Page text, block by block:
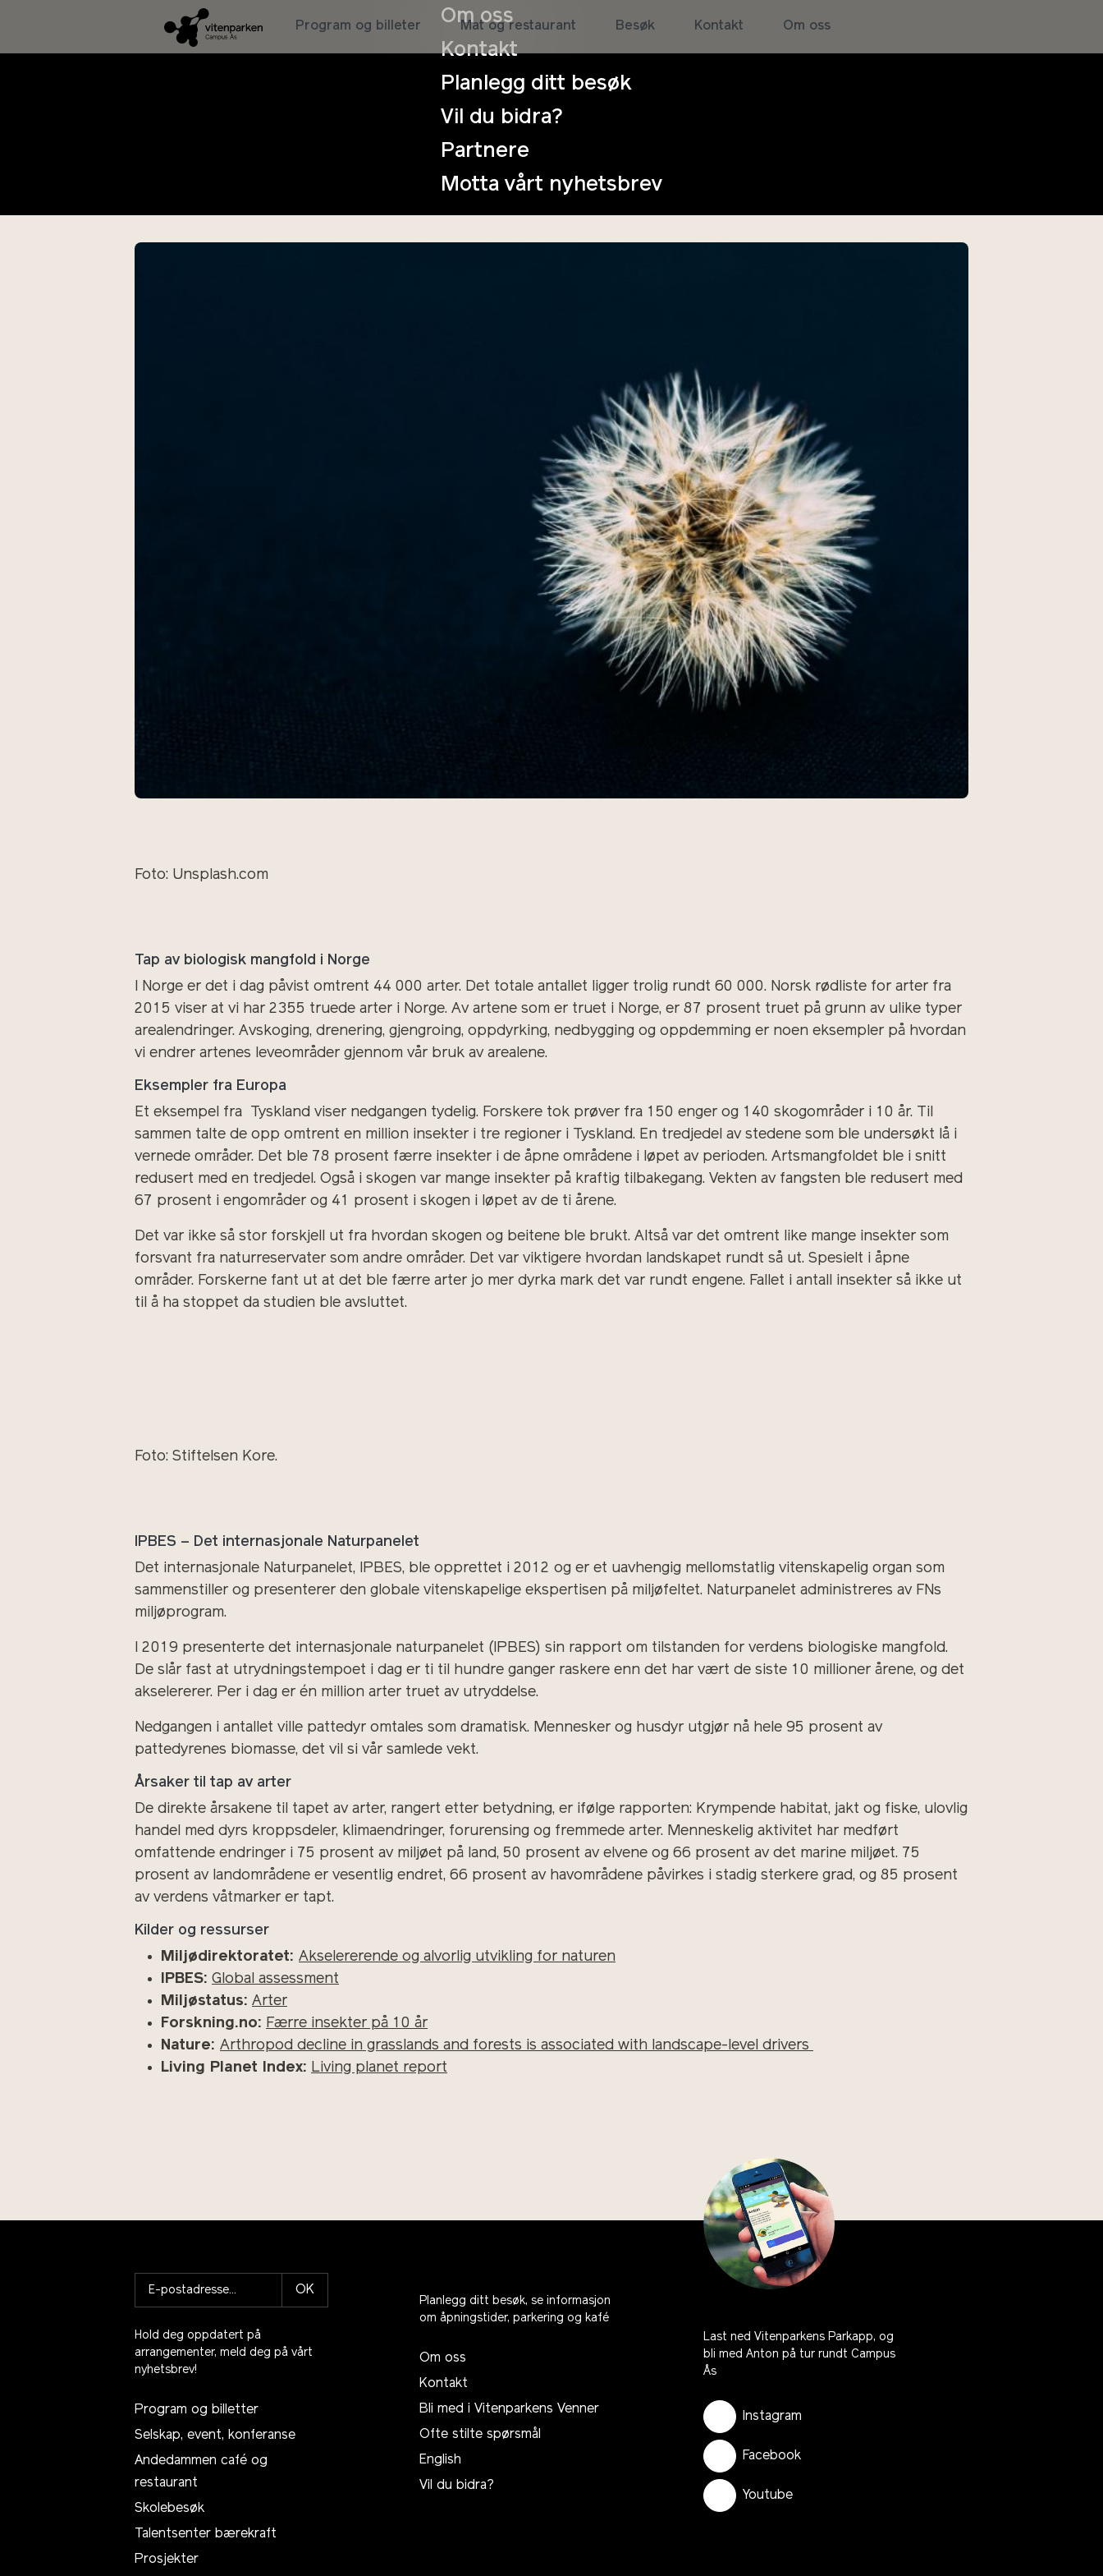
Om oss
Kontakt
Planlegg ditt besøk
Vil du bidra?
Partnere
Motta vårt nyhetsbrev
Program og billeter Mat og restaurant Besøk Kontakt Om oss
Det er kartlagt i underkant av to millioner arter på verdensbasis, i tillegg er det mange arter som ikke er beskrevet av
vitenskapen. Det er anslått at det faktiske tallet på arter på kloden ligger på om lag åtte til tolv millioner, hvorav de fleste
er insekter. Per i dag er én million arter truet av utryddelse. Tapet av naturmangfold er økende og vil ha alvorlige
konsekvenser for mennesker verden rundt. Flere arter er truet av utryddelse nå enn på noe annet tidspunkt i
Foto: Unsplash.com
Tap av biologisk mangfold i Norge
I Norge er det i dag påvist omtrent 44 000 arter. Det totale antallet ligger trolig rundt 60 000. Norsk rødliste for arter fra
2015 viser at vi har 2355 truede arter i Norge. Av artene som er truet i Norge, er 87 prosent truet på grunn av ulike typer
arealendringer. Avskoging, drenering, gjengroing, oppdyrking, nedbygging og oppdemming er noen eksempler på hvordan
vi endrer artenes leveområder gjennom vår bruk av arealene.
Eksempler fra Europa
Et eksempel fra Tyskland viser nedgangen tydelig. Forskere tok prøver fra 150 enger og 140 skogområder i 10 år. Til
sammen talte de opp omtrent en million insekter i tre regioner i Tyskland. En tredjedel av stedene som ble undersøkt lå i
vernede områder. Det ble 78 prosent færre insekter i de åpne områdene i løpet av perioden. Artsmangfoldet ble i snitt
redusert med en tredjedel. Også i skogen var mange insekter på kraftig tilbakegang. Vekten av fangsten ble redusert med
67 prosent i engområder og 41 prosent i skogen i løpet av de ti årene.
Det var ikke så stor forskjell ut fra hvordan skogen og beitene ble brukt. Altså var det omtrent like mange insekter som
forsvant fra naturreservater som andre områder. Det var viktigere hvordan landskapet rundt så ut. Spesielt i åpne
områder. Forskerne fant ut at det ble færre arter jo mer dyrka mark det var rundt engene. Fallet i antall insekter så ikke ut
til å ha stoppet da studien ble avsluttet.
Foto: Stiftelsen Kore.
IPBES – Det internasjonale Naturpanelet
Det internasjonale Naturpanelet, IPBES, ble opprettet i 2012 og er et uavhengig mellomstatlig vitenskapelig organ som
sammenstiller og presenterer den globale vitenskapelige ekspertisen på miljøfeltet. Naturpanelet administreres av FNs
miljøprogram.
I 2019 presenterte det internasjonale naturpanelet (IPBES) sin rapport om tilstanden for verdens biologiske mangfold.
De slår fast at utrydningstempoet i dag er ti til hundre ganger raskere enn det har vært de siste 10 millioner årene, og det
akselererer. Per i dag er én million arter truet av utryddelse.
Nedgangen i antallet ville pattedyr omtales som dramatisk. Mennesker og husdyr utgjør nå hele 95 prosent av
pattedyrenes biomasse, det vil si vår samlede vekt.
Årsaker til tap av arter
De direkte årsakene til tapet av arter, rangert etter betydning, er ifølge rapporten: Krympende habitat, jakt og fiske, ulovlig
handel med dyrs kroppsdeler, klimaendringer, forurensing og fremmede arter. Menneskelig aktivitet har medført
omfattende endringer i 75 prosent av miljøet på land, 50 prosent av elvene og 66 prosent av det marine miljøet. 75
prosent av landområdene er vesentlig endret, 66 prosent av havområdene påvirkes i stadig sterkere grad, og 85 prosent
av verdens våtmarker er tapt.
Kilder og ressurser
Miljødirektoratet: Akselererende og alvorlig utvikling for naturen
IPBES: Global assessment
Miljøstatus: Arter
Forskning.no: Færre insekter på 10 år
Nature: Arthropod decline in grasslands and forests is associated with landscape-level drivers
Living Planet Index: Living planet report
OK
Hold deg oppdatert på
arrangementer, meld deg på vårt
nyhetsbrev!
Program og billetter
Selskap, event, konferanse
Andedammen café og
restaurant
Skolebesøk
Talentsenter bærekraft
Prosjekter
Planlegg ditt besøk, se informasjon
om åpningstider, parkering og kafé
Om oss
Kontakt
Bli med i Vitenparkens Venner
Ofte stilte spørsmål
English
Vil du bidra?
Last ned Vitenparkens Parkapp, og
bli med Anton på tur rundt Campus
Ås
Instagram
Facebook
Youtube